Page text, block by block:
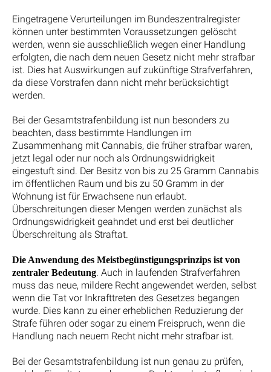
Eingetragene Verurteilungen im Bundeszentralregister
können unter bestimmten Voraussetzungen gelöscht
werden, wenn sie ausschließlich wegen einer Handlung
erfolgten, die nach dem neuen Gesetz nicht mehr strafbar
ist. Dies hat Auswirkungen auf zukünftige Strafverfahren,
da diese Vorstrafen dann nicht mehr berücksichtigt
werden.
Bei der Gesamtstrafenbildung ist nun besonders zu
beachten, dass bestimmte Handlungen im
Zusammenhang mit Cannabis, die früher strafbar waren,
jetzt legal oder nur noch als Ordnungswidrigkeit
eingestuft sind. Der Besitz von bis zu 25 Gramm Cannabis
im öffentlichen Raum und bis zu 50 Gramm in der
Wohnung ist für Erwachsene nun erlaubt.
Überschreitungen dieser Mengen werden zunächst als
Ordnungswidrigkeit geahndet und erst bei deutlicher
Überschreitung als Straftat.
Die Anwendung des Meistbegünstigungsprinzips ist von
zentraler Bedeutung. Auch in laufenden Strafverfahren
muss das neue, mildere Recht angewendet werden, selbst
wenn die Tat vor Inkrafttreten des Gesetzes begangen
wurde. Dies kann zu einer erheblichen Reduzierung der
Strafe führen oder sogar zu einem Freispruch, wenn die
Handlung nach neuem Recht nicht mehr strafbar ist.
Bei der Gesamtstrafenbildung ist nun genau zu prüfen,